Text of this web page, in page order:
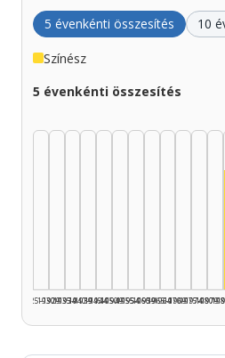
5 évenkénti összesítés 10
Színész
5 évenkénti összesítés
1925–1929
1930–1934
1935–1939
1940–1944
1945–1949
1950–1954
1955–1959
1960–1964
1965–1969
1970–1974
1975–1979